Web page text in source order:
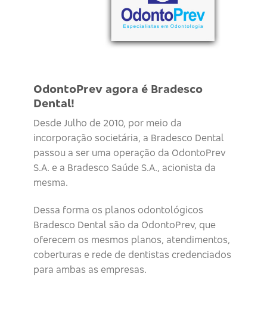
OdontoPrev agora é Bradesco
Dental!
Desde Julho de 2010, por meio da
incorporação societária, a Bradesco Dental
passou a ser uma operação da OdontoPrev
S.A. e a Bradesco Saúde S.A., acionista da
mesma.
Dessa forma os planos odontológicos
Bradesco Dental são da OdontoPrev, que
oferecem os mesmos planos, atendimentos,
coberturas e rede de dentistas credenciados
para ambas as empresas.